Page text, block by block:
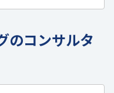
のコンサルタ